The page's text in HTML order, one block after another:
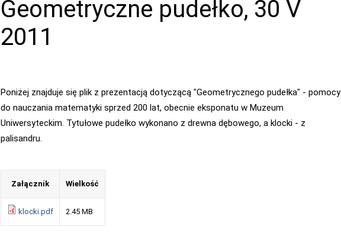
Geometryczne pudełko, 30 V
2011
Poniżej znajduje się plik z prezentacją dotyczącą "Geometrycznego pudełka" - pomocy
do nauczania matematyki sprzed 200 lat, obecnie eksponatu w Muzeum
Uniwersyteckim. Tytułowe pudełko wykonano z drewna dębowego, a klocki - z
palisandru.
Załącznik Wielkość
klocki.pdf 2.45 MB